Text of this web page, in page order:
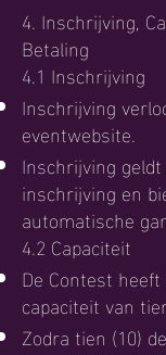
4. Inschrijving,
Betaling
4.1 Inschrijving
Inschrijving
eventwebsite.
Inschrijving
inschrijving en
automatische
4.2 Capaciteit
De Contest
capaciteit van
Zodra tien (10)